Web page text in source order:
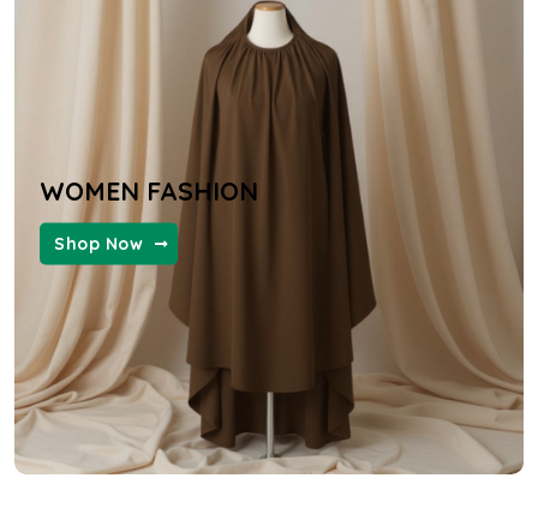
Furniture and Decor
KIDS FASHION
WOMEN FASHION
MENS FASHION
the ordinary hyaluronic serum
WOMEN FASHION
Shop Now